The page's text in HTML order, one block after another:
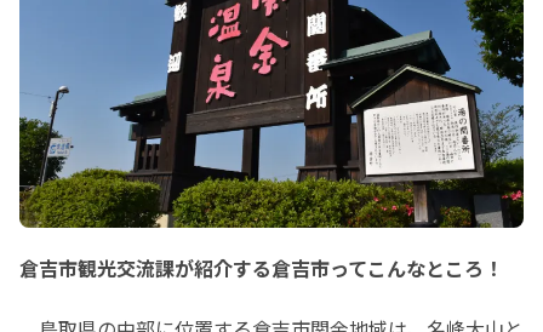
倉吉市観光交流課が紹介する倉吉市ってこんなところ！